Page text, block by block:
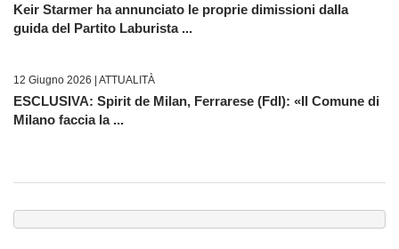
Keir Starmer ha annunciato le proprie dimissioni dalla
guida del Partito Laburista ...
12 Giugno 2026 | ATTUALITÀ
ESCLUSIVA: Spirit de Milan, Ferrarese (FdI): «Il Comune di
Milano faccia la ...